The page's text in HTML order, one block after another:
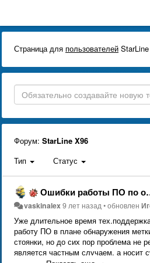
Страница для пользователей
Форум: StarLine X96
Тип
Статус
Ошибки работы ПО по обнаружении метки в режиме охраны после длительной стоянки.
vaskinalex9 лет назад•обновлен
Уже длительное время
работу ПО в плане обнаружения
стоянки, но до сих пор проблема не
является частным случаем, а носит